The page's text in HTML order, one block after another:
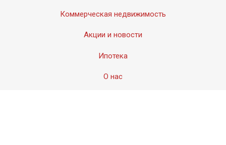
Коммерческая недвижимость
Акции и новости
Ипотека
О нас